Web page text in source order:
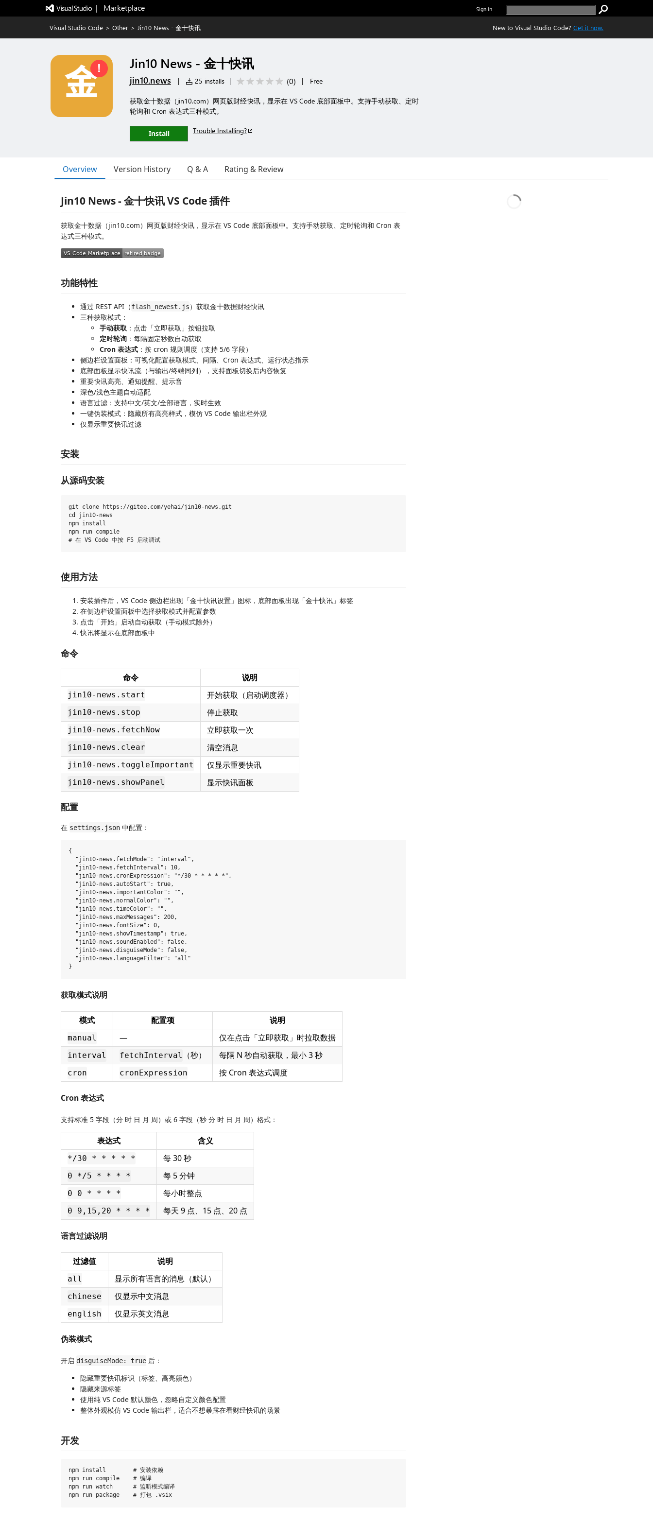
|   Marketplace Sign in
Visual Studio Code > Other > Jin10 News - 金十快讯 New to Visual Studio Code? Get it now.
Jin10 News - 金十快讯
jin10.news | 25 installs | (0) | Free
获取金十数据（jin10.com）网页版财经快讯，显示在 VS Code 底部面板中。支持手动获取、定时
轮询和 Cron 表达式三种模式。
Install Trouble Installing?
Overview Version History Q & A Rating & Review
Jin10 News - 金十快讯 VS Code 插件
获取金十数据（jin10.com）网页版财经快讯，显示在 VS Code 底部面板中。支持手动获取、定时轮询和 Cron 表
达式三种模式。
功能特性
通过 REST API（flash_newest.js）获取金十数据财经快讯
三种获取模式：
手动获取 ：点击「立即获取」按钮拉取
定时轮询 ：每隔固定秒数自动获取
Cron 表达式 ：按 cron 规则调度（支持 5/6 字段）
侧边栏设置面板：可视化配置获取模式、间隔、Cron 表达式、运行状态指示
底部面板显示快讯流（与输出/终端同列），支持面板切换后内容恢复
重要快讯高亮、通知提醒、提示音
深色/浅色主题自动适配
语言过滤：支持中文/英文/全部语言，实时生效
一键伪装模式：隐藏所有高亮样式，模仿 VS Code 输出栏外观
仅显示重要快讯过滤
安装
从源码安装
git clone https://gitee.com/yehai/jin10-news.git
cd jin10-news
npm install
npm run compile
使用方法
安装插件后，VS Code 侧边栏出现「金十快讯设置」图标，底部面板出现「金十快讯」标签
在侧边栏设置面板中选择获取模式并配置参数
点击「开始」启动自动获取（手动模式除外）
快讯将显示在底部面板中
命令
命令 说明
jin10-news.start 开始获取（启动调度器）
jin10-news.stop 停止获取
jin10-news.fetchNow 立即获取一次
jin10-news.clear 清空消息
jin10-news.toggleImportant 仅显示重要快讯
jin10-news.showPanel 显示快讯面板
配置
在 settings.json 中配置：
{
  "jin10-news.fetchMode": "interval",
  "jin10-news.fetchInterval": 10,
  "jin10-news.cronExpression": "*/30 * * * * *",
  "jin10-news.autoStart": true,
  "jin10-news.importantColor": "",
  "jin10-news.normalColor": "",
  "jin10-news.timeColor": "",
  "jin10-news.maxMessages": 200,
  "jin10-news.fontSize": 0,
  "jin10-news.showTimestamp": true,
  "jin10-news.soundEnabled": false,
  "jin10-news.disguiseMode": false,
  "jin10-news.languageFilter": "all"
获取模式说明
模式 配置项 说明
manual — 仅在点击「立即获取」时拉取数据
interval fetchInterval （秒） 每隔 N 秒自动获取，最小 3 秒
cron cronExpression 按 Cron 表达式调度
Cron 表达式
支持标准 5 字段（分 时 日 月 周）或 6 字段（秒 分 时 日 月 周）格式：
表达式 含义
*/30 * * * * * 每 30 秒
0 */5 * * * * 每 5 分钟
0 0 * * * * 每小时整点
0 9,15,20 * * * * 每天 9 点、15 点、20 点
语言过滤说明
过滤值 说明
all 显示所有语言的消息（默认）
chinese 仅显示中文消息
english 仅显示英文消息
伪装模式
开启 disguiseMode: true 后：
隐藏重要快讯标识（标签、高亮颜色）
隐藏来源标签
使用纯 VS Code 默认颜色，忽略自定义颜色配置
整体外观模仿 VS Code 输出栏，适合不想暴露在看财经快讯的场景
开发
npm install        # 安装依赖
npm run compile    # 编译
npm run watch      # 监听模式编译